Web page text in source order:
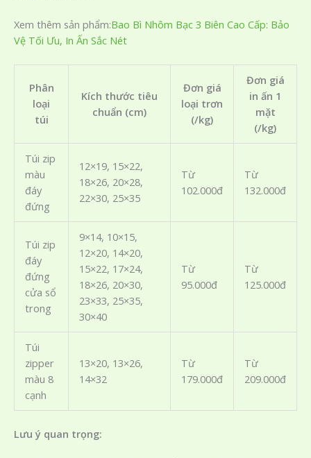
Xem thêm sản phẩm:Bao Bì Nhôm Bạc 3 Biên Cao Cấp: Bảo
Vệ Tối Ưu, In Ấn Sắc Nét
Phân
loại
túi
Kích thước tiêu
chuẩn (cm)
Đơn giá
loại trơn
(/kg)
Đơn giá
in ấn 1
mặt
(/kg)
Túi zip
màu
đáy
đứng
12×19, 15×22,
18×26, 20×28,
22×30, 25×35
Từ
102.000đ
Từ
132.000đ
Túi zip
đáy
đứng
cửa sổ
trong
9×14, 10×15,
12×20, 14×20,
15×22, 17×24,
18×26, 20×30,
23×33, 25×35,
30×40
Từ
95.000đ
Từ
125.000đ
Túi
zipper
màu 8
cạnh
13×20, 13×26,
14×32
Từ
179.000đ
Từ
209.000đ
Lưu ý quan trọng: